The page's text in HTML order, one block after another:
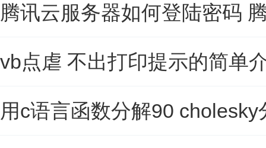
腾讯云服务器如何登陆密码
vb点虐 不出打印提示的简单
用c语言函数分解90 cholesky